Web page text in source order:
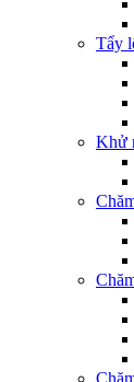
Tẩy
Khử